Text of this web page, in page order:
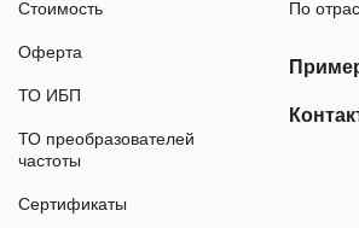
Стоимость
Оферта
ТО ИБП
ТО преобразователей
частоты
Сертификаты
По